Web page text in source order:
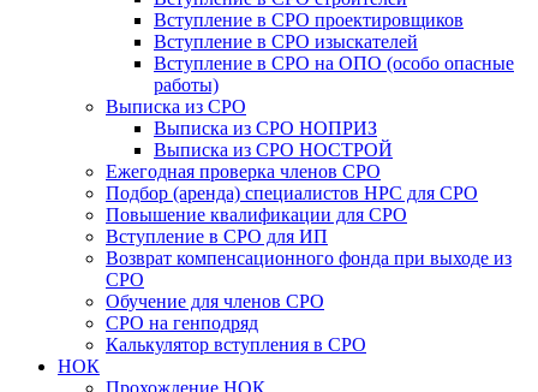
Вступление в СРО проектировщиков
Вступление в СРО изыскателей
Вступление в СРО на ОПО (особо опасные
работы)
Выписка из СРО
Выписка из СРО НОПРИЗ
Выписка из СРО НОСТРОЙ
Ежегодная проверка членов СРО
Подбор (аренда) специалистов НРС для СРО
Повышение квалификации для СРО
Вступление в СРО для ИП
Возврат компенсационного фонда при выходе из
СРО
Обучение для членов СРО
СРО на генподряд
Калькулятор вступления в СРО
НОК
Прохождение НОК